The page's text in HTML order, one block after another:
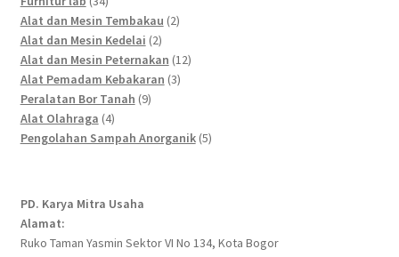
products
Alat dan Mesin Tembakau 22
Alat dan Mesin Kedelai 22
products
Alat dan Mesin Peternakan 1212
Alat Pemadam Kebakaran 33
Peralatan Bor Tanah 99
Alat Olahraga 44
products
Pengolahan Sampah Anorganik 55
PD. Karya Mitra Usaha
Alamat:
Ruko Taman Yasmin Sektor VI No 134, Kota Bogor